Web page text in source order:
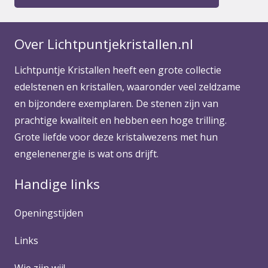
Over Lichtpuntjekristallen.nl
Lichtpuntje Kristallen heeft een grote collectie
edelstenen en kristallen, waaronder veel zeldzame
en bijzondere exemplaren. De stenen zijn van
prachtige kwaliteit en hebben een hoge trilling.
Grote liefde voor deze kristalwezens met hun
engelenenergie is wat ons drijft.
Handige links
Openingstijden
Links